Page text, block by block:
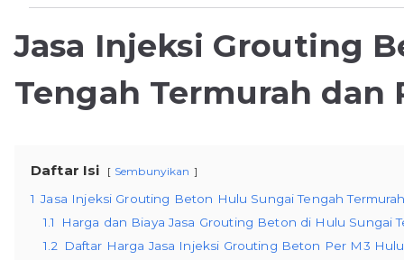
Jasa Injeksi Grouting
Tengah Termurah dan
Daftar Isi Sembunyikan
1 Jasa Injeksi Grouting Beton Hulu Sungai Tengah
1.1
Harga dan Biaya Jasa Grouting Beton di Hulu Sungai
1.2
Daftar Harga Jasa Injeksi Grouting Beton Per M3